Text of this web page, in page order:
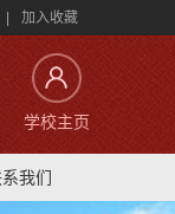
加入收藏
学校主页
我们